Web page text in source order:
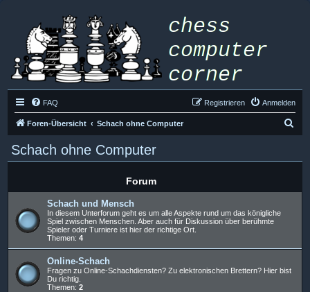
FAQ Anmelden
Registrieren
Foren-Übersicht Schach ohne Computer
Schach ohne Computer
Forum
Schach und Mensch
In diesem Unterforum geht es um alle Aspekte rund um das königliche
Spiel zwischen Menschen. Aber auch für Diskussion über berühmte
Spieler oder Turniere ist hier der richtige Ort.
Themen: 4
Online-Schach
Fragen zu Online-Schachdiensten? Zu elektronischen Brettern? Hier bist
Du richtig.
Themen: 2